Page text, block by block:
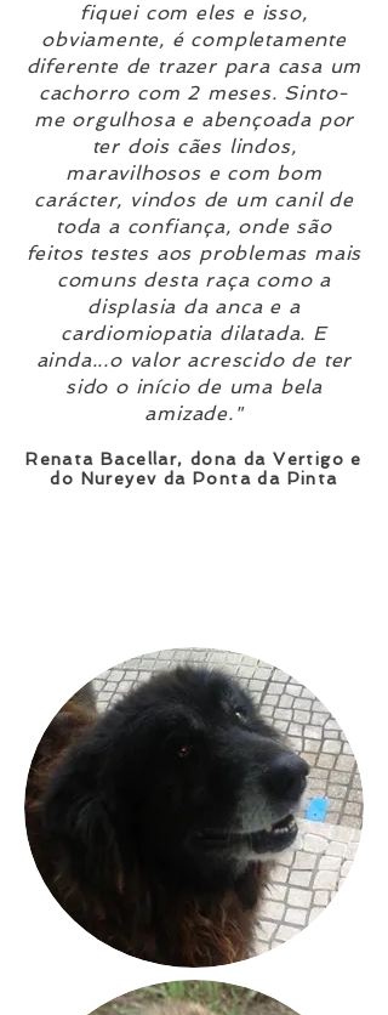
fiquei com eles e isso,
obviamente, é completamente
diferente de trazer para casa um
cachorro com 2 meses. Sinto-
me orgulhosa e abençoada por
ter dois cães lindos,
maravilhosos e com bom
carácter, vindos de um canil de
toda a confiança, onde são
feitos testes aos problemas mais
comuns desta raça como a
displasia da anca e a
cardiomiopatia dilatada. E
ainda...o valor acrescido de ter
sido o início de uma bela
amizade."
Renata Bacellar, dona da Vertigo e
do Nureyev da Ponta da Pinta